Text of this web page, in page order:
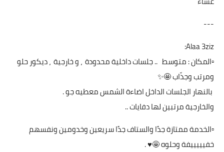
---
Alaa 3ziz:
▫️المكان : متوسط .. جلسات داخلية محدودة ، و خارجية ، ديكور حلو
ومرتب وجذّاب 🤩✨
‎▫️الخدمة ممتازة جدًا والستاف جدًا سريعين وخدومين ونفسهم
خفيييييفة وحلوه 🤩♥️ .